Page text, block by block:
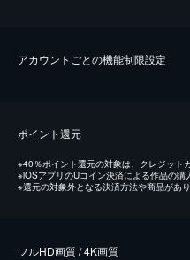
アカウントごとの機能制限設定
ポイント還元
※40％ポイント還元の対象は、クレジット
※iOSアプリのUコイン決済による作品の購
※還元の対象外となる決済方法や商品があ
フルHD画質 / 4K画質